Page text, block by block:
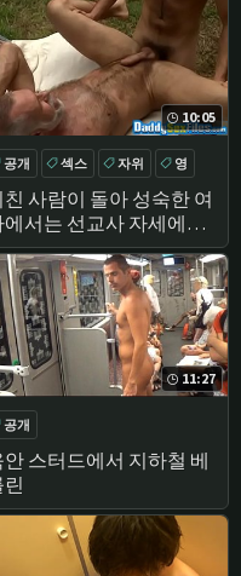
10:05
친 사람이 돌아 성숙한 여
에서는 선교사 자세에서
개
공개 섹스 자위 영
11:27
안 스터드에서 지하철 베
린
공개